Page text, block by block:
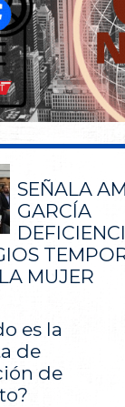
SEÑALA
GARCÍA
MUJER
es la
de
de